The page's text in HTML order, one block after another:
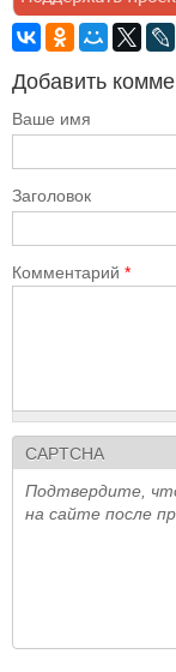
Добавить
Ваше имя
Заголовок
Комментарий *
CAPTCHA
Подтвердите,
на сайте после